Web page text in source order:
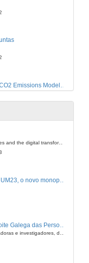
in developed countries
European univesrities and the digital transformation: challenges and opportunities ahead
G-Night 2023. Noite Galega das Persoas Investigadoras. Conciencias creativas